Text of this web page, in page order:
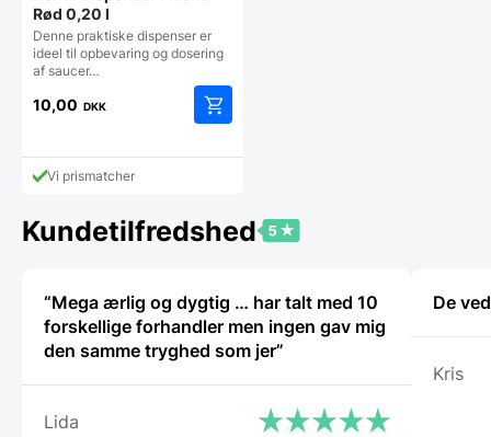
Rød 0,20 l
Denne praktiske dispenser er
ideel til opbevaring og dosering
af saucer…
10,00 DKK
Vi prismatcher
Kundetilfredshed
“Mega ærlig og dygtig … har talt med 10
forskellige forhandler men ingen gav mig
den samme tryghed som jer”
Lida
De
Kris